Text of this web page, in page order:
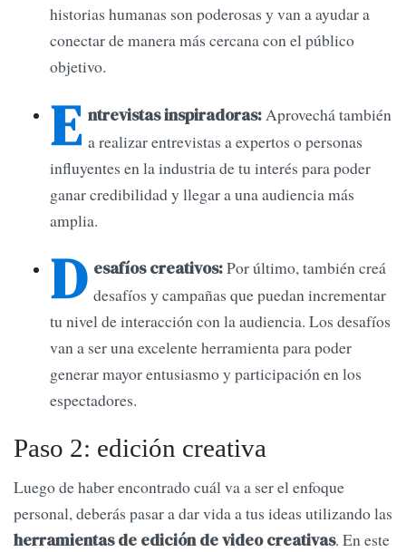
historias humanas son poderosas y van a ayudar a
conectar de manera más cercana con el público
objetivo.
E ntrevistas inspiradoras:Aprovechá también
a realizar entrevistas a expertos o personas
influyentes en la industria de tu interés para poder
ganar credibilidad y llegar a una audiencia más
amplia.
D esafíos creativos:Por último, también creá
desafíos y campañas que puedan incrementar
tu nivel de interacción con la audiencia. Los desafíos
van a ser una excelente herramienta para poder
generar mayor entusiasmo y participación en los
espectadores.
Paso 2: edición creativa
Luego de haber encontrado cuál va a ser el enfoque
personal, deberás pasar a dar vida a tus ideas utilizando las
herramientas de edición de video creativas. En este